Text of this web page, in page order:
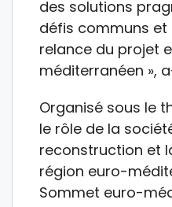
des solutions
défis communs et
relance du projet
méditerranéen »,
Organisé sous le
le rôle de la
reconstruction et
région euro-
Sommet euro-